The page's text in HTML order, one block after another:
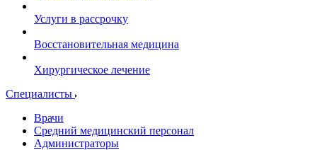
Услуги в рассрочку
Восстановительная медицина
Хирургическое лечение
Специалисты
Врачи
Средний медицинский персонал
Администраторы